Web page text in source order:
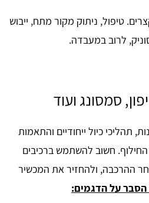
טיפול, ניתוק מקור מתח, ייבוש
לרוב במעבדה.
סמסונג ועוד
תהליכי כיול ייחודיים והתאמות
החילוף. חשוב להשתמש ברכיבים
ההרכבה, ולהחזיר את המכשיר
הסבר על הדגמים: